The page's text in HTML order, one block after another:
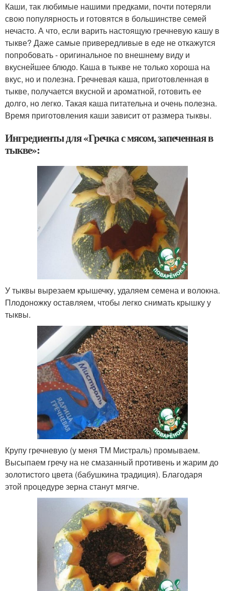
Каши, так любимые нашими предками, почти потеряли
свою популярность и готовятся в большинстве семей
нечасто. А что, если варить настоящую гречневую кашу в
тыкве? Даже самые привередливые в еде не откажутся
попробовать - оригинальное по внешнему виду и
вкуснейшее блюдо. Каша в тыкве не только хороша на
вкус, но и полезна. Гречневая каша, приготовленная в
тыкве, получается вкусной и ароматной, готовить ее
долго, но легко. Такая каша питательна и очень полезна.
Время приготовления каши зависит от размера тыквы.
Ингредиенты для «Гречка с мясом, запеченная в
тыкве»:
У тыквы вырезаем крышечку, удаляем семена и волокна.
Плодоножку оставляем, чтобы легко снимать крышку у
тыквы.
Крупу гречневую (у меня ТМ Мистраль) промываем.
Высыпаем гречу на не смазанный противень и жарим до
золотистого цвета (бабушкина традиция). Благодаря
этой процедуре зерна станут мягче.